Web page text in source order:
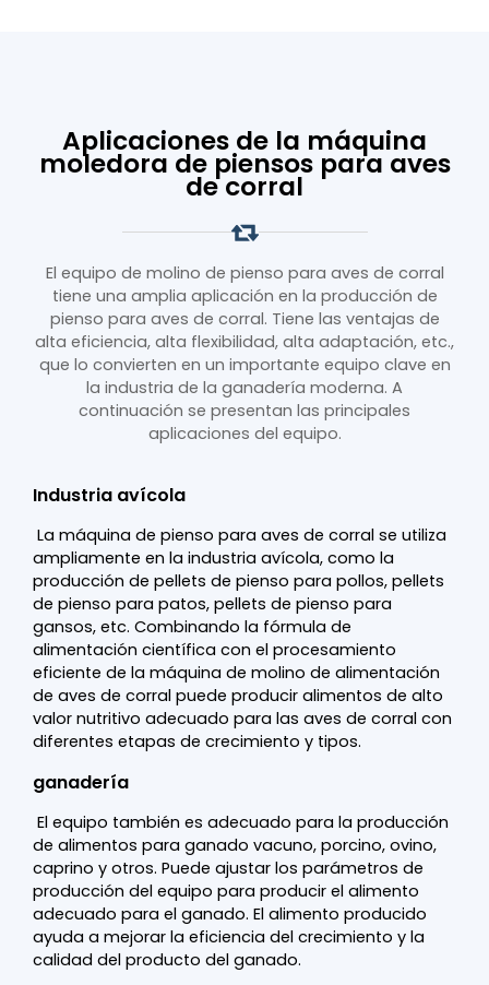
Aplicaciones de la máquina
moledora de piensos para aves
de corral
El equipo de molino de pienso para aves de corral
tiene una amplia aplicación en la producción de
pienso para aves de corral. Tiene las ventajas de
alta eficiencia, alta flexibilidad, alta adaptación, etc.,
que lo convierten en un importante equipo clave en
la industria de la ganadería moderna. A
continuación se presentan las principales
aplicaciones del equipo.
Industria avícola
La máquina de pienso para aves de corral se utiliza
ampliamente en la industria avícola, como la
producción de pellets de pienso para pollos, pellets
de pienso para patos, pellets de pienso para
gansos, etc. Combinando la fórmula de
alimentación científica con el procesamiento
eficiente de la máquina de molino de alimentación
de aves de corral puede producir alimentos de alto
valor nutritivo adecuado para las aves de corral con
diferentes etapas de crecimiento y tipos.
ganadería
El equipo también es adecuado para la producción
de alimentos para ganado vacuno, porcino, ovino,
caprino y otros. Puede ajustar los parámetros de
producción del equipo para producir el alimento
adecuado para el ganado. El alimento producido
ayuda a mejorar la eficiencia del crecimiento y la
calidad del producto del ganado.